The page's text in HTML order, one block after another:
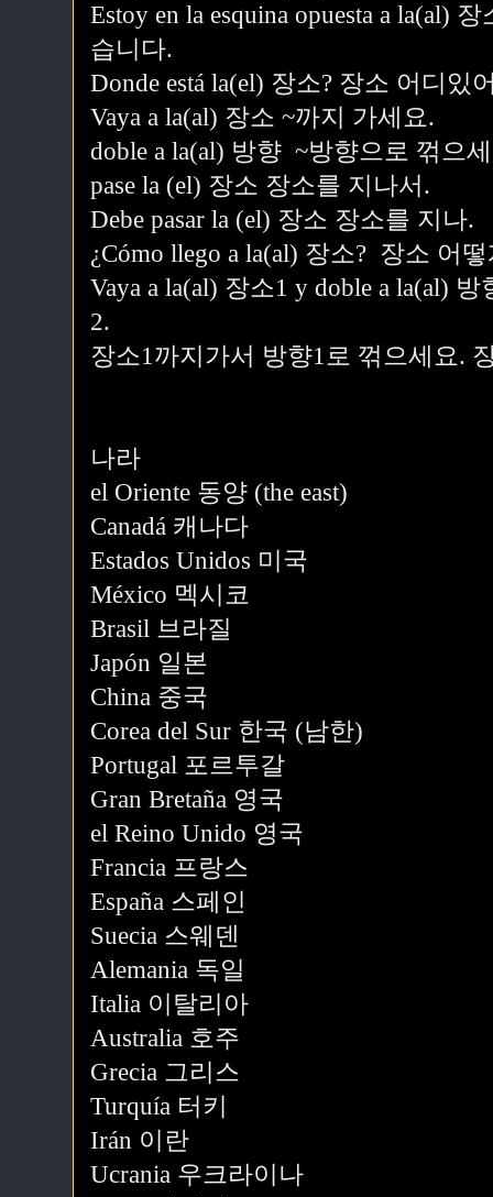
Estoy en la esquina opuesta a la(al)
습니다.
Donde está la(el) 장소? 장소 어디있
Vaya a la(al) 장소 ~까지 가세요.
doble a la(al) 방향 ~방향으로 꺾으
pase la (el) 장소 장소를 지나서.
Debe pasar la (el) 장소 장소를 지나.
¿Cómo llego a la(al) 장소? 장소 어
Vaya a la(al) 장소1 y doble a la(al)
2.
장소1까지가서 방향1로 꺾으세요.
나라
el Oriente 동양 (the east)
Canadá 캐나다
Estados Unidos 미국
México 멕시코
Brasil 브라질
Japón 일본
China 중국
Corea del Sur 한국 (남한)
Portugal 포르투갈
Gran Bretaña 영국
el Reino Unido 영국
Francia 프랑스
España 스페인
Suecia 스웨덴
Alemania 독일
Italia 이탈리아
Australia 호주
Grecia 그리스
Turquía 터키
Irán 이란
Ucrania 우크라이나